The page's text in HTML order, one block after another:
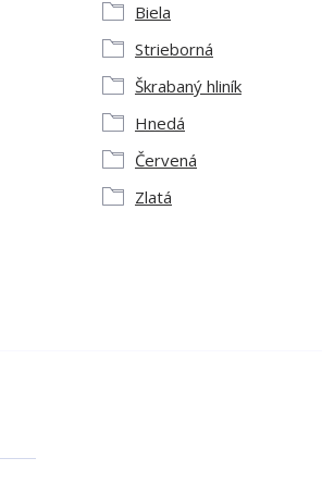
Biela
Strieborná
Škrabaný hliník
Hnedá
Červená
Zlatá